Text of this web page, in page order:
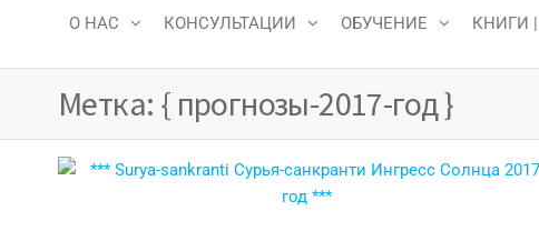
О НАС КОНСУЛЬТАЦИИ ОБУЧЕНИЕ КНИГИ |
Метка: { прогнозы-2017-год }